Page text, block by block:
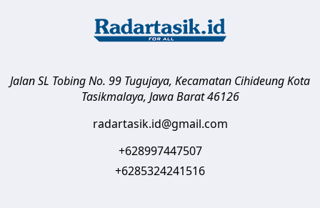
Jalan SL Tobing No. 99 Tugujaya, Kecamatan CihideungKota
Tasikmalaya, Jawa Barat 46126
radartasik.id@gmail.com
+628997447507
+6285324241516